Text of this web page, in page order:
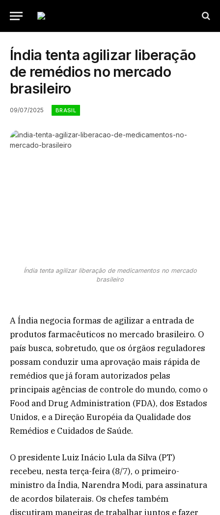
Índia tenta agilizar liberação
de remédios no mercado
brasileiro
09/07/2025 BRASIL
Índia tenta agilizar liberação de medicamentos no mercado
brasileiro
A Índia negocia formas de agilizar a entrada de
produtos farmacêuticos no mercado brasileiro. O
país busca, sobretudo, que os órgãos reguladores
possam conduzir uma aprovação mais rápida de
remédios que já foram autorizados pelas
principais agências de controle do mundo, como o
Food and Drug Administration (FDA), dos Estados
Unidos, e a Direção Européia da Qualidade dos
Remédios e Cuidados de Saúde.
O presidente Luiz Inácio Lula da Silva (PT)
recebeu, nesta terça-feira (8/7), o primeiro-
ministro da Índia, Narendra Modi, para assinatura
de acordos bilaterais. Os chefes também
discutiram maneiras de trabalhar juntos e fazer